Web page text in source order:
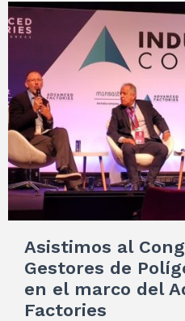
Asistimos al
Gestores de
en el marco del
Factories